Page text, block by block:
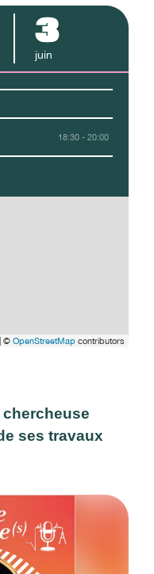
3
juin
18:30 - 20:00
| © OpenStreetMap contributors
ses travaux